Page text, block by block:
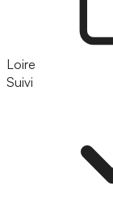
Loire
Suivi